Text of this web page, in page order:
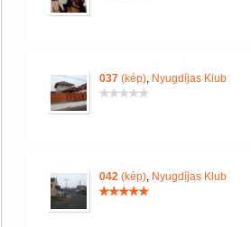
037 (kép), Nyugdíjas Klub
042 (kép), Nyugdíjas Klub